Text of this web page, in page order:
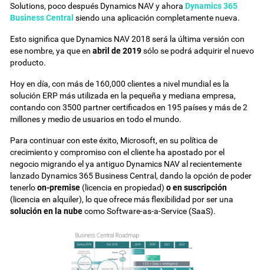
Solutions, poco después Dynamics NAV y ahora Dynamics 365
Business Central siendo una aplicación completamente nueva.
Esto significa que Dynamics NAV 2018 será la última versión con
ese nombre, ya que en abril de 2019sólo se podrá adquirir el nuevo
producto.
Hoy en día, con más de 160,000 clientes a nivel mundial es la
solución ERP más utilizada en la pequeña y mediana empresa,
contando con 3500 partner certificados en 195 países y más de 2
millones y medio de usuarios en todo el mundo.
Para continuar con este éxito, Microsoft, en su política de
crecimiento y compromiso con el cliente ha apostado por el
negocio migrando el ya antiguo Dynamics NAV al recientemente
lanzado Dynamics 365 Business Central, dando la opción de poder
tenerloon-premise (licencia en propiedad) o en suscripción
(licencia en alquiler), lo que ofrece más flexibilidad por ser una
solución en la nubecomo Software-as-a-Service (SaaS).